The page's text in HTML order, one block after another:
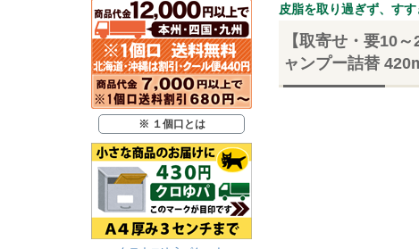
※ １個口とは
皮脂を取り過ぎず、す
【取寄せ・要10
ャンプー詰替